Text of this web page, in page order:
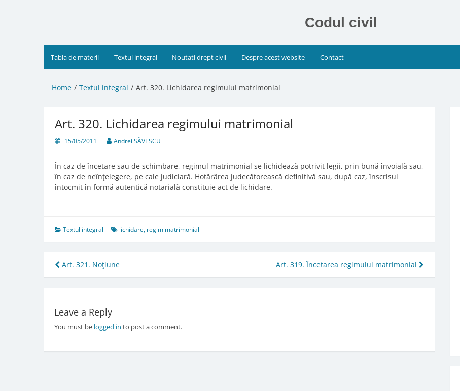
Codul civil
Tabla de materii Textul integral Noutati drept civil Despre acest website Contact
Home Textul integral Art. 320. Lichidarea regimului matrimonial
Art. 320. Lichidarea regimului matrimonial
15/05/2011 Andrei SĂVESCU
În caz de încetare sau de schimbare, regimul matrimonial se lichidează potrivit legii, prin bună învoială sau,
în caz de neînţelegere, pe cale judiciară. Hotărârea judecătorească definitivă sau, după caz, înscrisul
întocmit în formă autentică notarială constituie act de lichidare.
Textul integral lichidare, regim matrimonial
Post
navigation
Art. 321. Noţiune Art. 319. Încetarea regimului matrimonial
Leave a Reply
You must be logged in to post a comment.